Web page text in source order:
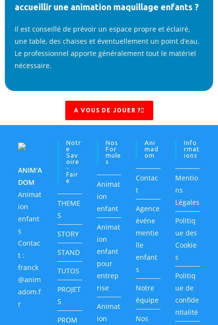
accueillir une animation maquillage enfants ?
Il est conseillé de prévoir un espace propre et éclairé,
une table, des chaises et éventuellement un point d’eau.
Le professionnel apporte généralement tout le matériel
nécessaire.
A VOUS DE JOUER ?
ANIM'A
DOM
Animat
ion
enfant
s
Contac
t :
franck
@anim
adom.f
r
Notr
E
Sav
Oire
-
Fair
E
THEME
S
STORY
STAND
TUTOS
PROJET
S
PROM
Nos
For
Mule
S
Animat
ion
enfant
Animat
ion
enfant
pour
entrep
rise
Animat
ion
Ani
Mad
Om
Contac
t
Agence
événe
mentie
lle
enfant
s
Notre
équipe
Nos
Info
Rmat
Ions
Mentio
ns
Légales
Politiq
ue des
Cookie
s
Politiq
ue de
confide
ntialité